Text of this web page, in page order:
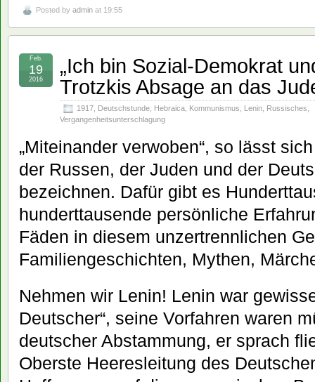
Posted by admin at 19:55
„Ich bin Sozial-Demokrat
Trotzkis Absage an das
1917 Deutschstunde Hebraica Kommunismus Lenin Russisches
Vergangenheitsunterschlagung
Feb.
19
2016
„Miteinander verwoben“, so lässt
der Russen, der Juden und der
bezeichnen. Dafür gibt es
hunderttausende persönliche
Fäden in diesem unzertrennlichen
Familiengeschichten, Mythen,
Nehmen wir Lenin! Lenin war
Deutscher“, seine Vorfahren waren
deutscher Abstammung, er sprach
Oberste Heeresleitung des